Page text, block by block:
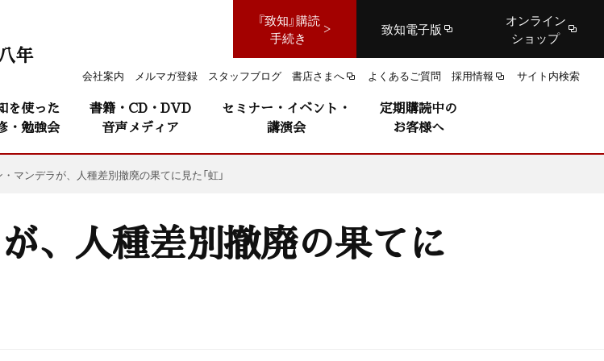
『致知』購読
手続き
致知電子版
オンライン
ショップ
会社案内 メルマガ登録 スタッフブログ 書店さまへ よくあるご質問 採用情報 サイト内検索
年
を使った
・勉強会
書籍・CD・DVD
音声メディア
セミナー・イベント・
講演会
定期購読中の
お客様へ
マンデラが、人種差別撤廃の果てに見た「虹」
、人種差別撤廃の果てに